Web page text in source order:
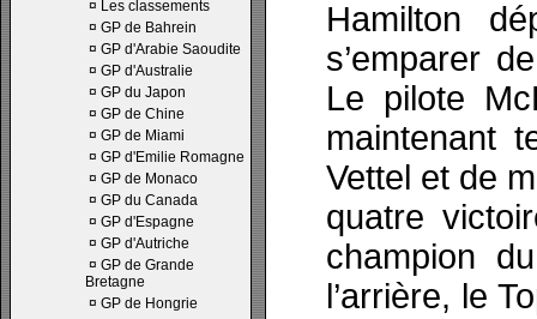
¤ Les classements
¤ GP de Bahrein
¤ GP d'Arabie Saoudite
¤ GP d'Australie
¤ GP du Japon
¤ GP de Chine
¤ GP de Miami
¤ GP d'Emilie Romagne
¤ GP de Monaco
¤ GP du Canada
¤ GP d'Espagne
¤ GP d'Autriche
¤ GP de Grande
Bretagne
¤ GP de Hongrie
Hamilton
s’emparer
Le pilote
maintenant
Vettel et de
quatre
champion
l’arrière, le